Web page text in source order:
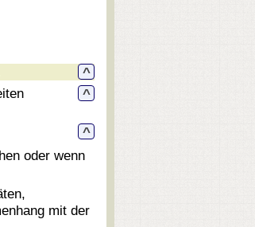
^
^
^
oder wenn
mit der